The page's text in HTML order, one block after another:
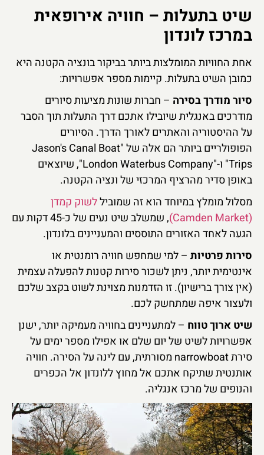
שיט בתעלות – חוויה אירופאית
במרכז לונדון
אחת החוויות המומלצות ביותר בביקור בונציה הקטנה היא
כמובן השיט בתעלות. קיימות מספר אפשרויות:
סיור מודרך בסירה – חברות שונות מציעות סיורים
מודרכים באנגלית שיובילו אתכם דרך התעלות תוך הסבר
על ההיסטוריה והאתרים לאורך הדרך. הסיורים
הפופולריים ביותר הם אלה של "Jason's Canal Boat
Trips" ו-"London Waterbus Company", שיוצאים
באופן סדיר מהרציף המרכזי של ונציה הקטנה.
מסלול מומלץ במיוחד הוא זה שמוביללשוק קמדן
(Camden Market)
, שמשלב שיט נעים של כ-45 דקות עם
הגעה לאחד האזורים התוססים והמעניינים בלונדון.
סירות פרטיות – למי שמחפש חוויה רומנטית או
אינטימית יותר, ניתן לשכור סירות קטנות להפעלה עצמית
(אין צורך ברישיון). זו הזדמנות מצוינת לשוט בקצב שלכם
ולעצור איפה שמתחשק לכם.
שיט ארוך טווח – למתעניינים בחוויה מעמיקה יותר, ישנן
אפשרויות לשיט של יום שלם או אפילו מספר ימים על
סירת narrowboat מסורתית, עם לינה על הסירה. חוויה
אותנטית שתיקח אתכם אל מחוץ ללונדון אל הכפרים
והנופים של מרכז אנגליה.